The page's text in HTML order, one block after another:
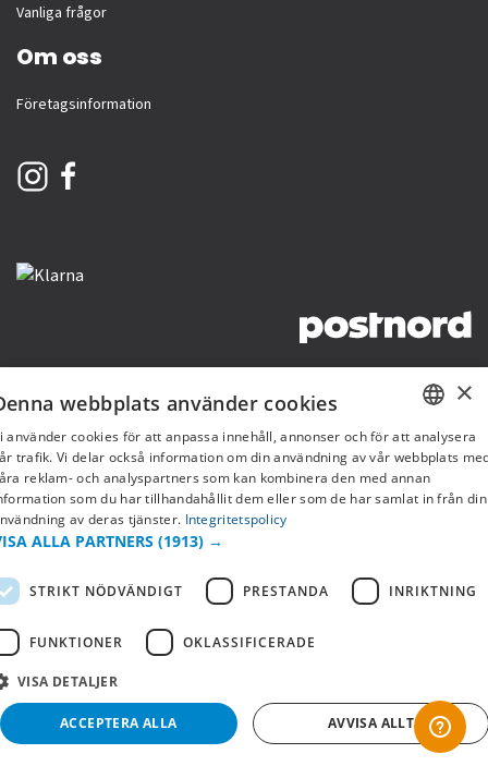
Vanliga frågor
Om oss
Företagsinformation
SWEDISH
FI
×
webbplats använder cookies
använder cookies för att anpassa innehåll, annonser och för att analysera
trafik. Vi delar också information om din användning av vår webbplats
reklam- och analyspartners som kan kombinera den med annan
som du har tillhandahållit dem eller som de har samlat in från din
av deras tjänster. Integritetspolicy
ALLA PARTNERS (1913) →
STRIKT NÖDVÄNDIGT PRESTANDA INRIKTNING
FUNKTIONER OKLASSIFICERADE
VISA DETALJER
ACCEPTERA ALLA AVVISA ALLT